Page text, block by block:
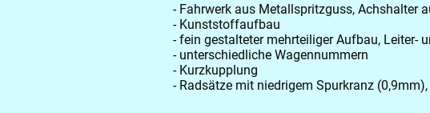
- Fahrwerk aus Metallspritzguss, Achshalter
- Kunststoffaufbau
- fein gestalteter mehrteiliger Aufbau, Leiter-
- unterschiedliche Wagennummern
- Kurzkupplung
- Radsätze mit niedrigem Spurkranz